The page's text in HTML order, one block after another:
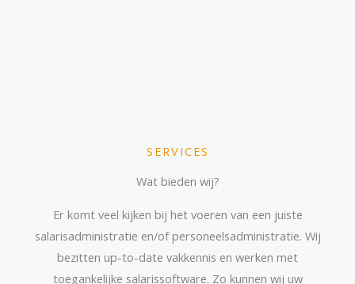
SERVICES
Wat bieden wij?
Er komt veel kijken bij het voeren van een juiste
salarisadministratie en/of personeelsadministratie. Wij
bezitten up-to-date vakkennis en werken met
toegankelijke salarissoftware. Zo kunnen wij uw